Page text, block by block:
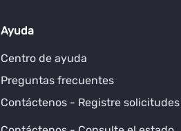
Ayuda
Centro de ayuda
Preguntas frecuentes
Contáctenos - Registre solicitudes